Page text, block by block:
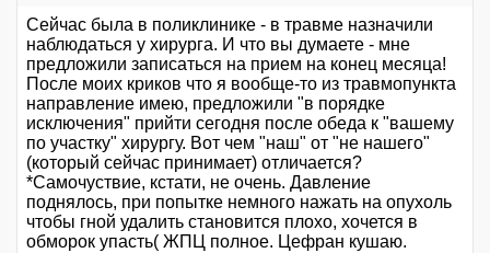
Сейчас была в поликлинике - в травме назначили
наблюдаться у хирурга. И что вы думаете - мне
предложили записаться на прием на конец месяца!
После моих криков что я вообще-то из травмопункта
направление имею, предложили "в порядке
исключения" прийти сегодня после обеда к "вашему
по участку" хирургу. Вот чем "наш" от "не нашего"
(который сейчас принимает) отличается?
*Самочуствие, кстати, не очень. Давление
поднялось, при попытке немного нажать на опухоль
чтобы гной удалить становится плохо, хочется в
обморок упасть( ЖПЦ полное. Цефран кушаю.